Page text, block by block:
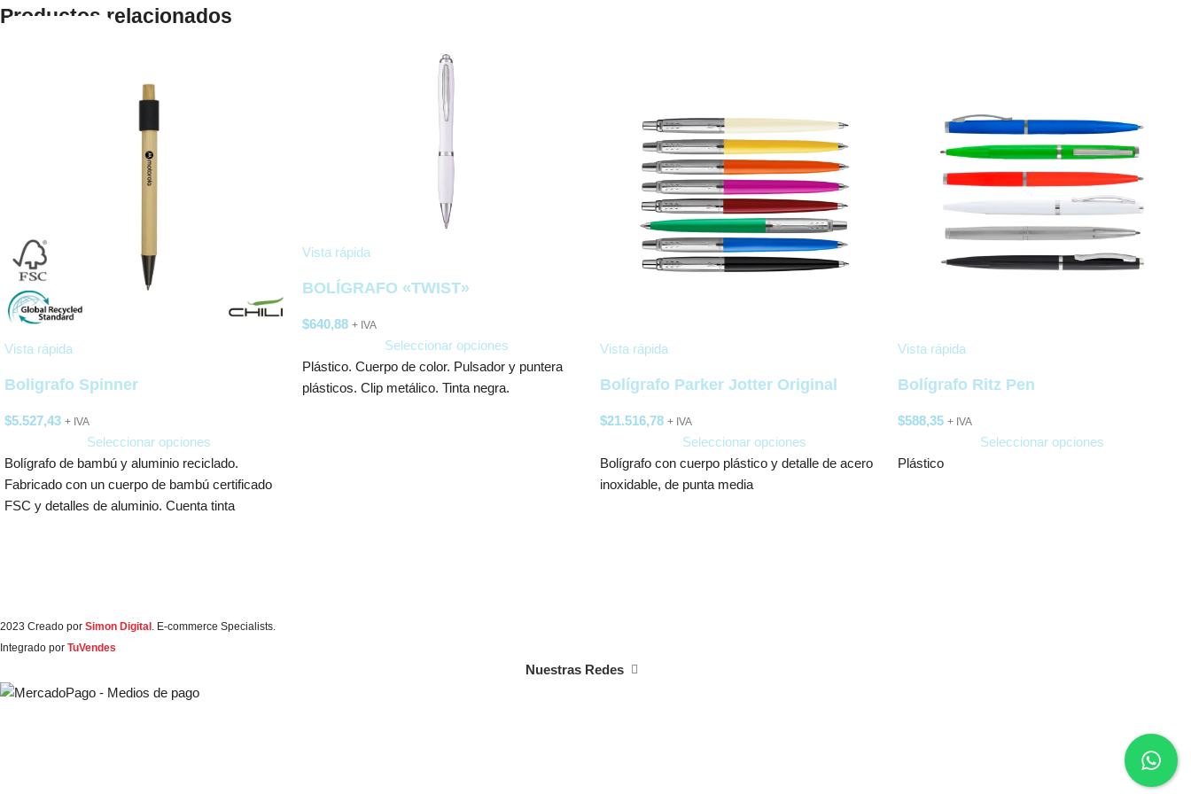
Productos relacionados
Vista rápida
Boligrafo Spinner
$5.527,43 + IVA
Seleccionar opciones
Bolígrafo de bambú y aluminio reciclado.
Fabricado con un cuerpo de bambú certificado
FSC y detalles de aluminio. Cuenta tinta
Vista rápida
BOLÍGRAFO «TWIST»
$640,88 + IVA
Seleccionar opciones
Plástico. Cuerpo de color. Pulsador y puntera
plásticos. Clip metálico. Tinta negra.
Vista rápida
Bolígrafo Parker Jotter Original
$21.516,78 + IVA
Seleccionar opciones
Bolígrafo con cuerpo plástico y detalle de acero
inoxidable, de punta media
Vista rápida
Bolígrafo Ritz Pen
$588,35 + IVA
Seleccionar opciones
Plástico
2023 Creado por Simon Digital . E-commerce Specialists.
Integrado por TuVendes
Nuestras Redes